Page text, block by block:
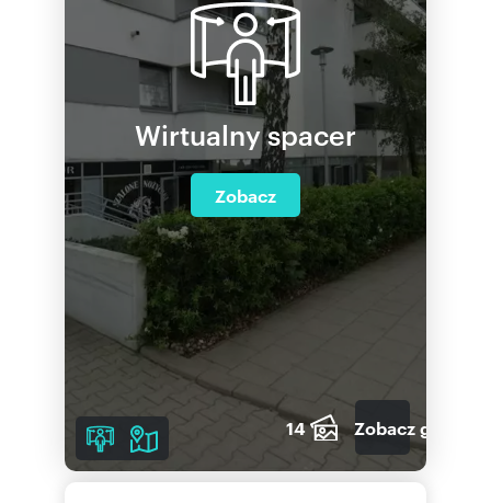
Wirtualny spacer
Zobacz
14 Zobacz galerię